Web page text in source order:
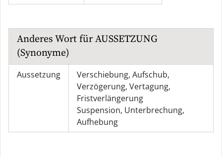
Anderes Wort fürAUSSETZUNG
(Synonyme)
Aussetzung Verschiebung, Aufschub,
Verzögerung, Vertagung,
Fristverlängerung
Suspension, Unterbrechung,
Aufhebung